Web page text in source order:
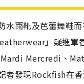
水雨靴及芭蕾舞鞋
」疑進軍
Mercredi、
者發現Rockfish在